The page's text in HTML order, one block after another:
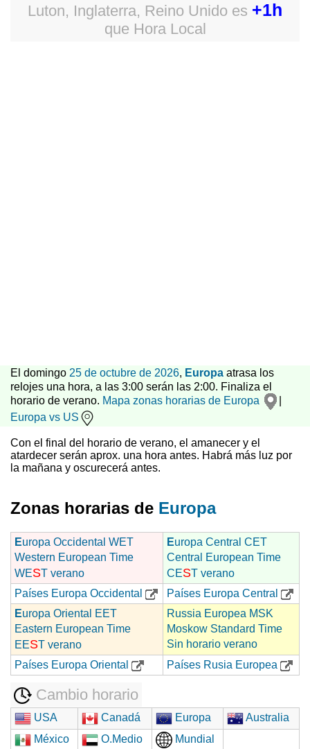
Luton, Inglaterra, Reino Unido es +1h
que Hora Local
El domingo 25 de octubre de 2026, Europa atrasa los
relojes una hora, a las 3:00 serán las 2:00. Finaliza el
horario de verano. Mapa zonas horarias de Europa
Europa vs US
Con el final del horario de verano, el amanecer y el
atardecer serán aprox. una hora antes. Habrá más luz por
la mañana y oscurecerá antes.
Zonas horarias de Europa
Europa Occidental WET
Western European Time
WEST verano
Europa Central CET
Central European Time
CEST verano
Países Europa Occidental
Países Europa Central
Europa Oriental EET
Eastern European Time
EEST verano
Russia Europea MSK
Moskow Standard Time
Sin horario verano
Países Europa Oriental
Países Rusia Europea
Cambio horario
USA Canadá Europa
Australia
México
O.Medio Mundial